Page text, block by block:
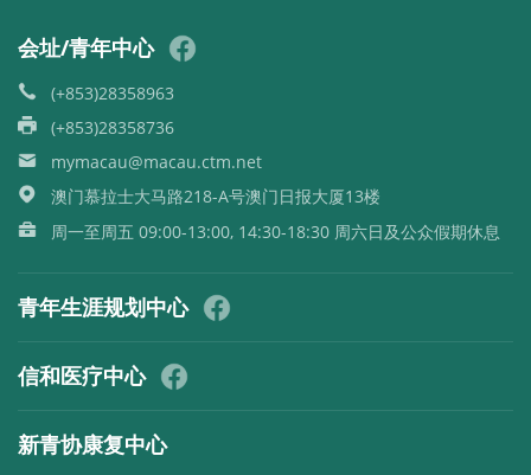
会址/青年中心
(+853)28358963
(+853)28358736
mymacau@macau.ctm.net
澳门慕拉士大马路218-A号澳门日报大厦13楼
周一至周五 09:00-13:00, 14:30-18:30 周六日及公众假期休息
青年生涯规划中心
信和医疗中心
新青协康复中心